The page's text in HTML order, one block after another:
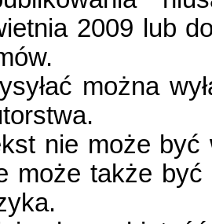
2009 lub
można
nie może być
może także być